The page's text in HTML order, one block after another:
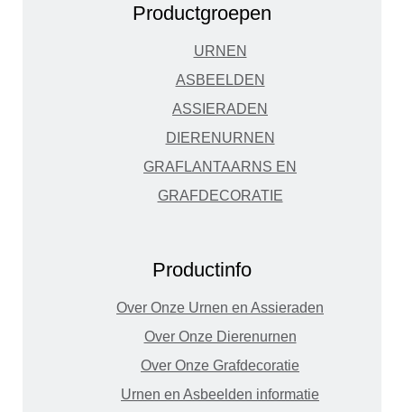
Productgroepen
URNEN
ASBEELDEN
ASSIERADEN
DIERENURNEN
GRAFLANTAARNS EN
GRAFDECORATIE
Productinfo
Over Onze Urnen en Assieraden
Over Onze Dierenurnen
Over Onze Grafdecoratie
Urnen en Asbeelden informatie